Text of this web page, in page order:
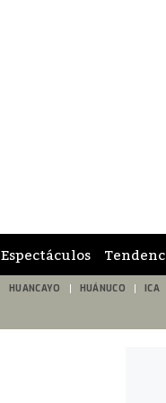
Espectáculos
HUANCAYO HUÁNUCO ICA